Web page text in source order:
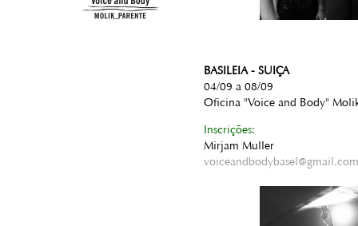
BASILEIA - SUIÇA
04/09 a 08/09
Oficina "Voice and Body"
Inscrições:
Mirjam Muller
voiceandbodybasel@gmail.com